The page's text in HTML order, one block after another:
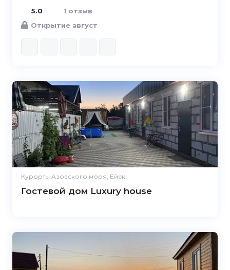
5.0
1 отзыв
Открытие август
Курорты Азовского моря, Ейск
Гостевой дом Luxury house